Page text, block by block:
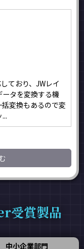
ており、JWレイ
ータを変換する機
変換もあるので変
受賞製品
中小企業部門